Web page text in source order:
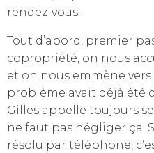
rendez-vous.
Tout d’abord, premier
copropriété, on nous
et on nous emmène
problème avait déjà été
Gilles appelle toujours
ne faut pas négliger ça.
résolu par téléphone,